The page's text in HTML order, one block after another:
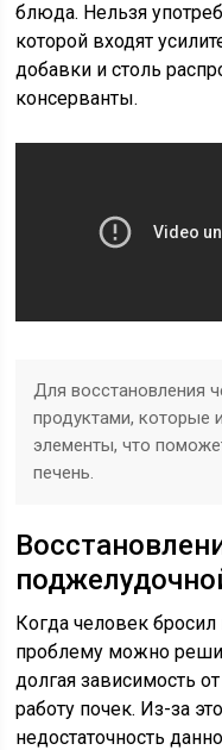
блюда. Нельзя
которой входят
добавки и столь
консерванты.
Для восстановления
продуктами, которые
элементы, что
печень.
Когда человек бросил
проблему можно
долгая зависимость
работу почек. Из-за
недостаточность